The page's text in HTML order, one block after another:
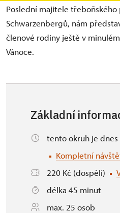
Poslední majitele
Schwarzenbergů, nám
členové rodiny ještě v
Vánoce.
Základní
tento okruh je
Kompletní
220 Kč (dospělí)
délka 45 minut
max. 25 osob